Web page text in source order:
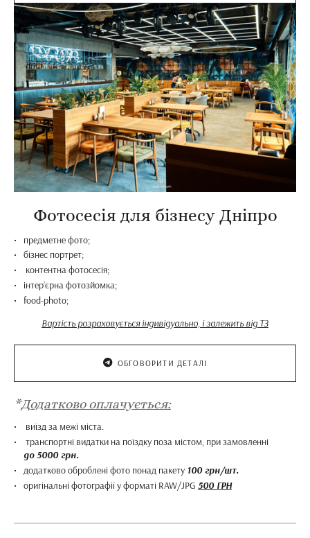
Фотосесія для бізнесу Дніпро
предметне фото;
бізнес портрет;
контентна фотосесія;
інтер’єрна фотозйомка;
food-photo;
Вартість розраховується індивідуально, і залежить від ТЗ
ОБГОВОРИТИ ДЕТАЛІ
*Додатково оплачується:
виїзд за межі міста.
транспортні видатки на поїздку поза містом, при замовленні
до 5000 грн.
додатково оброблені фото понад пакету 100 грн/шт.
оригінальні фотографії у форматі RAW/JPG 500 ГРН